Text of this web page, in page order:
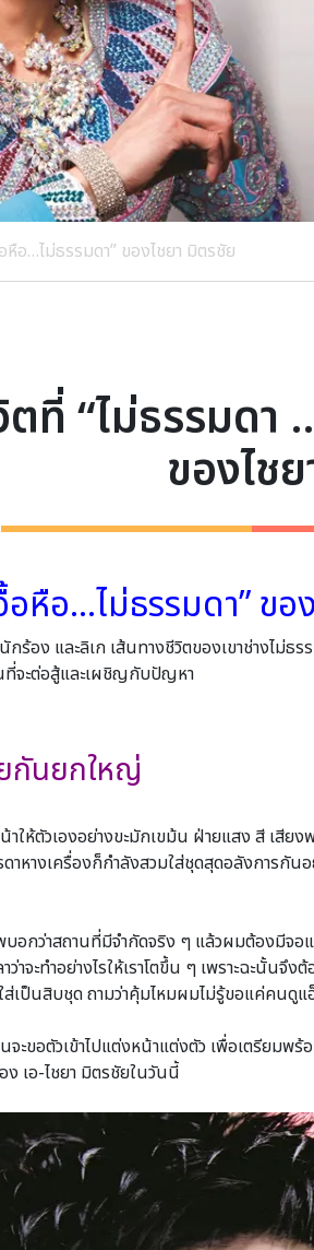
อ…ไม่ธรรมดา” ของไชยา มิตรชัย
ตที่ “ไม่ธรรมดา
ของไช
หือ…ไม่ธรรมดา” ขอ
ง และลิเก เส้นทางชีวิตของเขาช่างไม่ธร
ที่จะต่อสู้และเผชิญกับปัญหา
กันยกใหญ่
ห้ตัวเองอย่างขะมักเขม้น ฝ่ายแสง สี เสีย
ดาหางเครื่องก็กําลังสวมใส่ชุดสุดอลังกา
พบอกว่าสถานที่มีจํากัดจริง ๆ แล้วผมต้องมี
าจะทําอย่างไรให้เราโตขึ้น ๆ เพราะฉะนั้
เป็นสิบชุด ถามว่าคุ้มไหมผมไม่รู้ขอแค่คนดู
ขอตัวเข้าไปแต่งหน้าแต่งตัว เพื่อเตรียม
เอ-ไชยา มิตรชัยในวันนี้